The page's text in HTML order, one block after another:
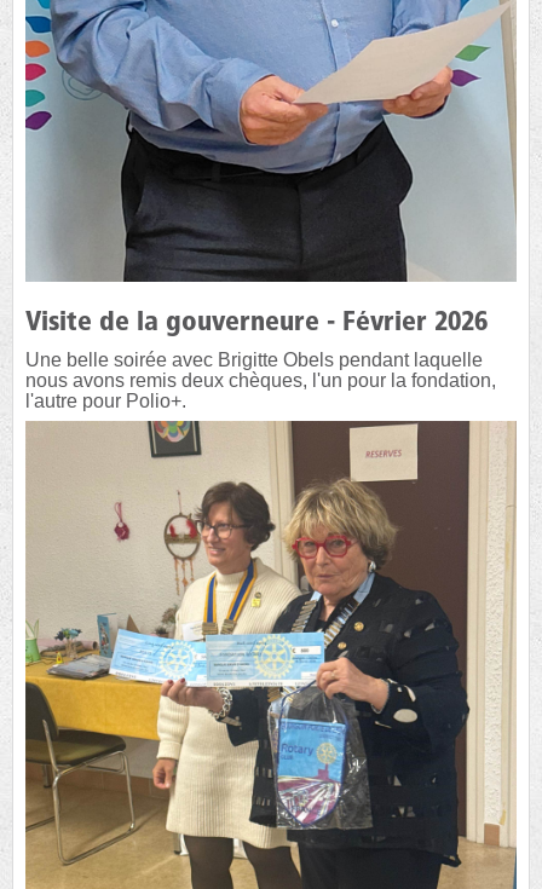
Visite de la gouverneure - Février 2026
Une belle soirée avec Brigitte Obels pendant laquelle
nous avons remis deux chèques, l'un pour la fondation,
l'autre pour Polio+.